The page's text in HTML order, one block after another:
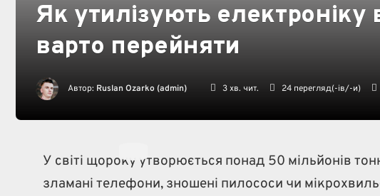
Як утилізують електроніку
варто перейняти
Автор: Ruslan Ozarko (admin) 3 хв. чит. 24 перегляд(-ів/-и)
У світі щороку утворюється понад 50 мільйонів
зламані телефони, зношені пилососи чи